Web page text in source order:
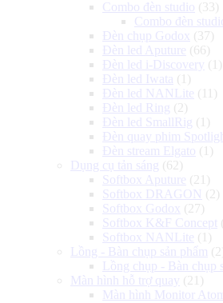
Combo đèn studio (33)
Combo đèn
Đèn chụp Godox (37)
Đèn led Aputure (66)
Đèn led i-Discovery (1)
Đèn led Iwata (1)
Đèn led NANLite (11)
Đèn led Ring (2)
Đèn led SmallRig (1)
Đèn quay phim
Đèn stream Elgato (1)
Dụng cụ tản sáng (62)
Softbox Aputure (21)
Softbox DRAGON (2)
Softbox Godox (27)
Softbox K&F Concept
Softbox NANLite (1)
Lồng - Bàn chụp sản phẩm
Lồng chụp - Bàn chụp
Màn hình hỗ trợ quay (21)
Màn hình Monitor